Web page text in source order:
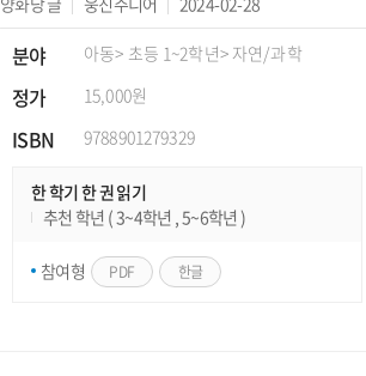
분야 아동> 초등 1~2학년> 자연/과학
정가 15,000원
ISBN 9788901279329
한 학기 한 권 읽기
추천 학년 ( 3~4학년 , 5~6학년 )
참여형 PDF 한글